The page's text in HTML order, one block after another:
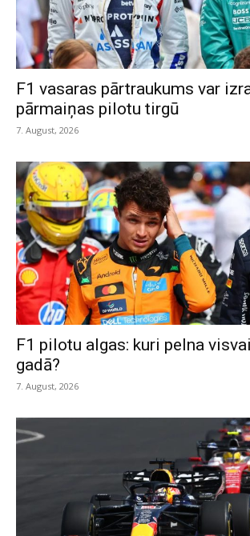
F1 vasaras pārtraukums var
pārmaiņas pilotu tirgū
7. August, 2026
F1 pilotu algas: kuri pelna
gadā?
7. August, 2026